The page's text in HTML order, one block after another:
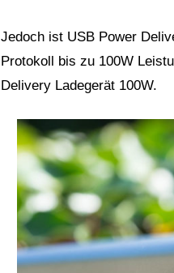
Jedoch ist USB Power
Protokoll bis zu 100W
Delivery Ladegerät 100W.